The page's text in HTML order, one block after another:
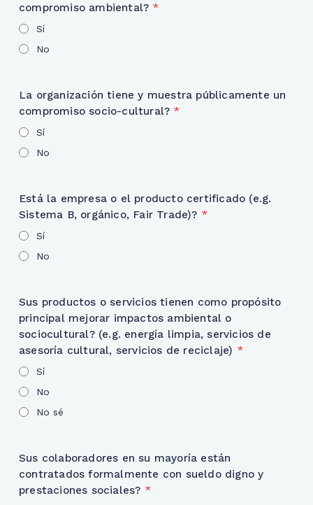
compromiso ambiental? *
Sí
No
La organización tiene y muestra públicamente un
compromiso socio-cultural? *
Sí
No
Está la empresa o el producto certificado (e.g.
Sistema B, orgánico, Fair Trade)? *
Sí
No
Sus productos o servicios tienen como propósito
principal mejorar impactos ambiental o
sociocultural? (e.g. energía limpia, servicios de
asesoría cultural, servicios de reciclaje) *
Sí
No
No sé
Sus colaboradores en su mayoría están
contratados formalmente con sueldo digno y
prestaciones sociales? *